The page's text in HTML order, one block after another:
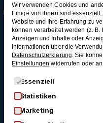
Pedro
Spin
2
Minuten
Pedro Spin
Handwechsel
3 Minuten
Infos
Kontakt
FAQ
Wir verwenden Cookies und
Einige von ihnen sind
Website und Ihre Erfahrung zu
können verarbeitet werden (z. B.
Anzeigen und Inhalte oder
Informationen über die
Datenschutzerklärung. Sie
Einstellungen widerrufen oder
Es folgt eine Liste der
Essenziell
Statistiken
Marketing